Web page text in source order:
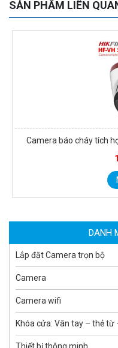
SẢN PHẨM LIÊN
Camera báo cháy tích
DANH
Lắp đặt Camera trọn bộ
Camera
Camera wifi
Khóa cửa: Vân tay – thẻ
Camera tích hợp đầu